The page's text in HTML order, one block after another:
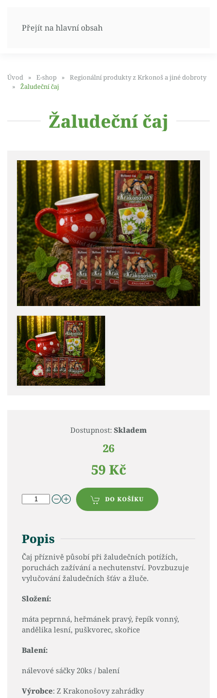
Přejít na hlavní obsah
Úvod E-shop
Regionální produkty z Krkonoš a jiné dobroty
Žaludeční čaj
Žaludeční čaj
Dostupnost: Skladem
26
59 Kč
DO KOŠÍKU
Popis
Čaj příznivě působí při žaludečních potížích,
poruchách zažívání a nechutenství. Povzbuzuje
vylučování žaludečních šťáv a žluče.
Složení:
máta peprnná, heřmánek pravý, řepík vonný,
andělika lesní, puškvorec, skořice
Balení:
nálevové sáčky 20ks / balení
Výrobce: Z Krakonošovy zahrádky